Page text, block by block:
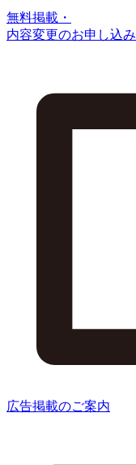
無料掲載・
内容変更のお申し込み
広告掲載のご案内